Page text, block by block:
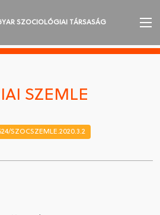
SZOCIOLÓGIAI TÁRSASÁG
SZEMLE
SZOCSZEMLE.2020.3.2